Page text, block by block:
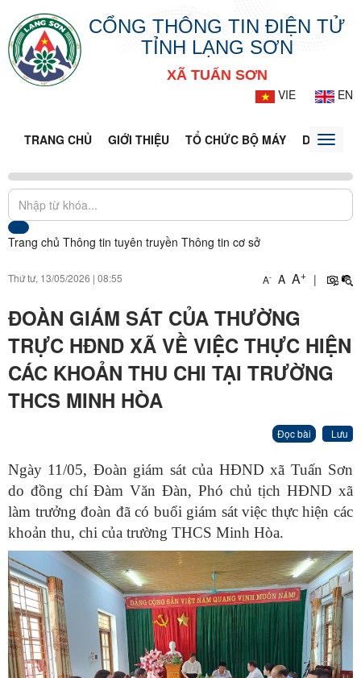
CỔNG THÔNG TIN ĐIỆN TỬ
TỈNH LẠNG SƠN
XÃ TUẤN SƠN
VIE
EN
TRANG CHỦ GIỚI THIỆU TỔ CHỨC BỘ MÁY DOANH
Toggle
Trang chủ Thông tin tuyên truyền Thông tin cơ sở
Thứ tư, 13/05/2026 | 08:55 A- A A+ |
ĐOÀN GIÁM SÁT CỦA THƯỜNG
TRỰC HĐND XÃ VỀ VIỆC THỰC HIỆN
CÁC KHOẢN THU CHI TẠI TRƯỜNG
THCS MINH HÒA
Đọc bài Lưu
Ngày 11/05, Đoàn giám sát của HĐND xã Tuấn Sơn
do đồng chí Đàm Văn Đàn, Phó chủ tịch HĐND xã
làm trưởng đoàn đã có buổi giám sát việc thực hiện các
khoản thu, chi của trường THCS Minh Hòa.